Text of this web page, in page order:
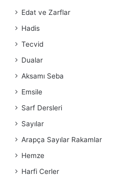
Edat ve Zarflar
Hadis
Tecvid
Dualar
Aksamı Seba
Emsile
Sarf Dersleri
Sayılar
Arapça Sayılar Rakamlar
Hemze
Harfi Cerler